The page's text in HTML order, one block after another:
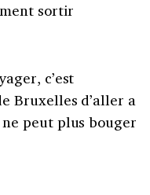
sortir
c’est
Bruxelles d’aller a
peut plus bouger